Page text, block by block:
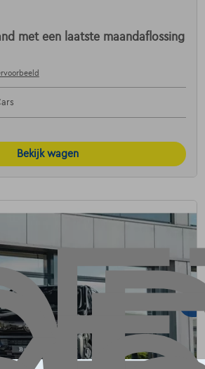
met een laatste maandaflossing
Bekijk wagen